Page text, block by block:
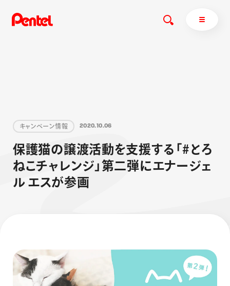
エナージェル サインペン オレンズ
ボールペン
ペン
マーカー
シャープペン
ぺんてるについて
ぺんてるについてトップ
メッセージ
キャ ンペー ン情報 2020.10.06
保護猫の譲渡活動を支援する 「# とろ
ねこチャ レンジ 」 第二弾にエナー ジェ
ル エスが参画